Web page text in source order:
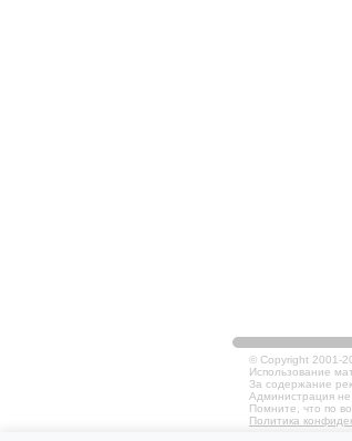
© Copyright 2001-
Использование
За содержание
Администрация не
Помните, что по
Политика